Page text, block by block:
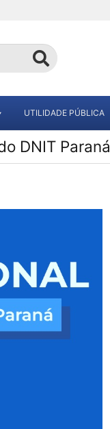
UTILIDADE PÚBLICA
DNIT Paraná